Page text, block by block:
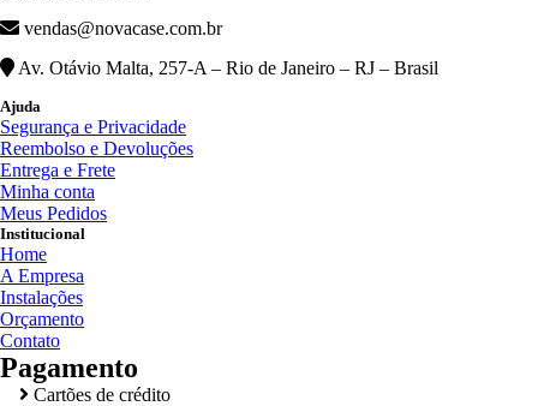
vendas@novacase.com.br
Av. Otávio Malta, 257-A – Rio de Janeiro – RJ – Brasil
Ajuda
Segurança e Privacidade
Reembolso e Devoluções
Entrega e Frete
Minha conta
Meus Pedidos
Institucional
Home
A Empresa
Instalações
Orçamento
Contato
Pagamento
Cartões de crédito